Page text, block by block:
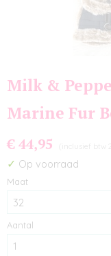
Milk &
Marine Fur
€ 44,95 (inclusief btw
✓ Op voorraad
Maat
Aantal